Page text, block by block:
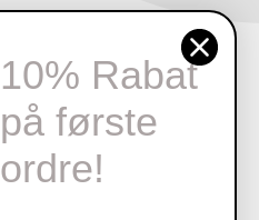
10% Rabat
på første
ordre!